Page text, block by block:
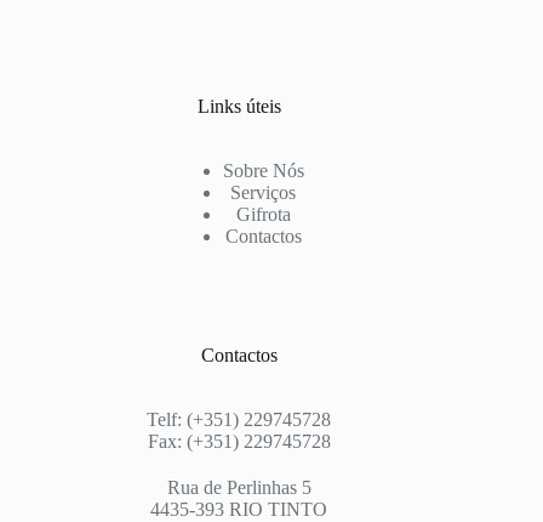
Links úteis
Sobre Nós
Serviços
Gifrota
Contactos
Contactos
Telf: (+351) 229745728
Fax: (+351) 229745728
Rua de Perlinhas 5
4435-393 RIO TINTO